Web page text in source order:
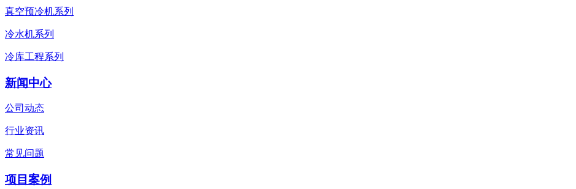
真空预冷机系列
冷水机系列
冷库工程系列
新闻中心
公司动态
行业资讯
常见问题
项目案例